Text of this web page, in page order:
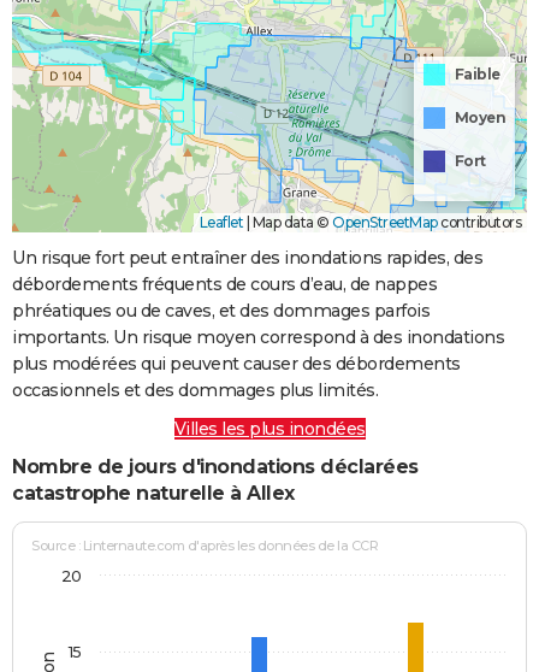
Faible
Moyen
Fort
Leaflet | Map data © OpenStreetMapcontributors
Un risque fort peut entraîner des inondations rapides, des
débordements fréquents de cours d’eau, de nappes
phréatiques ou de caves, et des dommages parfois
importants. Un risque moyen correspond à des inondations
plus modérées qui peuvent causer des débordements
occasionnels et des dommages plus limités.
Villes les plus inondées
Nombre de jours d'inondations déclarées
catastrophe naturelle à Allex
Source : Linternaute.com d'après les données de la CCR
15
20